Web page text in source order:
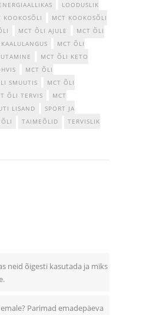
LOODUSLIK
KOOKOSÕLI
MCT KOOKOSÕLI
MCT ÕLI AJULE
MCT ÕLI
MCT ÕLI
MCT ÕLI KETO
MCT ÕLI
SMUUTIS
MCT ÕLI
ÕLI TERVIS
MCT
LISAND
SPORT JA
TAIMEÕLID
TERVISLIK
neid õigesti kasutada ja miks
Parimad emadepäeva